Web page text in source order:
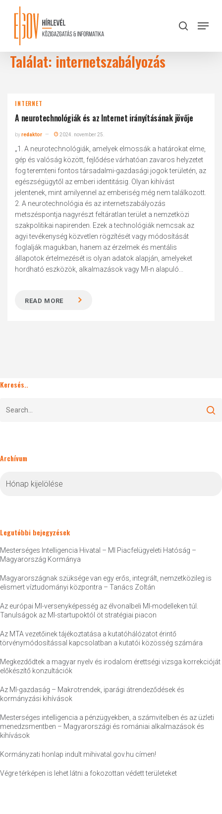
content
search
Menu
Találat: internetszabályozás
INTERNET
A neurotechnológiák és az Internet irányításának jövője
byredaktor 2024. november 25.
„1. A neurotechnológiák, amelyek elmossák a határokat elme,
gép és valóság között, fejlődése várhatóan zavaros helyzetet
fog teremteni fontos társadalmi-gazdasági jogok területén, az
egészségügytől az emberi identitásig. Olyan kihívást
jelentenek, mint amilyennel az emberiség még nem találkozott.
2. A neurotechnológia és az internetszabályozás
metszéspontja nagyrészt feltáratlan terület a nemzetközi
szakpolitikai napirenden. Ezek a technológiák nemcsak az
agyi tevékenység közvetlen rögzítését vagy módosítását
foglalják magukban, hanem az érzelmek és mentális
állapotok értelmezését is olyan adatok alapján, amelyeket
hordható eszközök, alkalmazások vagy MI-n alapuló...
READ MORE
Keresés..
Archívum
Legutóbbi bejegyzések
Mesterséges Intelligencia Hivatal – MI Piacfelügyeleti Hatóság –
Magyarország Kormánya
Magyarországnak szüksége van egy erős, integrált, nemzetközileg is
elismert víztudományi központra – Tanács Zoltán
Az európai MI-versenyképesség az élvonalbeli MI-modelleken túl.
Tanulságok az MI-startupoktól öt stratégiai piacon
Az MTA vezetőinek tájékoztatása a kutatóhálózatot érintő
törvénymódosítással kapcsolatban a kutatói közösség számára
Megkezdődtek a magyar nyelv és irodalom érettségi vizsga korrekcióját
előkészítő konzultációk
Az MI-gazdaság – Makrotrendek, iparági átrendeződések és
kormányzási kihívások
Mesterséges intelligencia a pénzügyekben, a számvitelben és az üzleti
menedzsmentben – Magyarországi és romániai alkalmazások és
kihívások
Kormányzati honlap indult mihivatal.gov.hu címen!
Végre térképen is lehet látni a fokozottan védett területeket
Close